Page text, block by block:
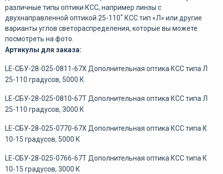
различные типы оптики КСС, например линзы с
двухнаправленной оптикой 25-110˚ КСС тип «Л» или другие
варианты углов светораспределения, которые вы можете
посмотреть на фото.
Артикулы для заказа:
LE-СБУ-28-025-0811-67Х Дополнительная оптика КСС типа Л
25-110 градусов, 5000 К
LE-СБУ-28-025-0810-67Т Дополнительная оптика КСС типа Л
25-110 градусов, 3000 К
LE-СБУ-28-025-0770-67Х Дополнительная оптика КСС типа К
10-15 градусов, 5000 К
LE-СБУ-28-025-0766-67Т Дополнительная оптика КСС типа К
10-15 градусов, 3000 К